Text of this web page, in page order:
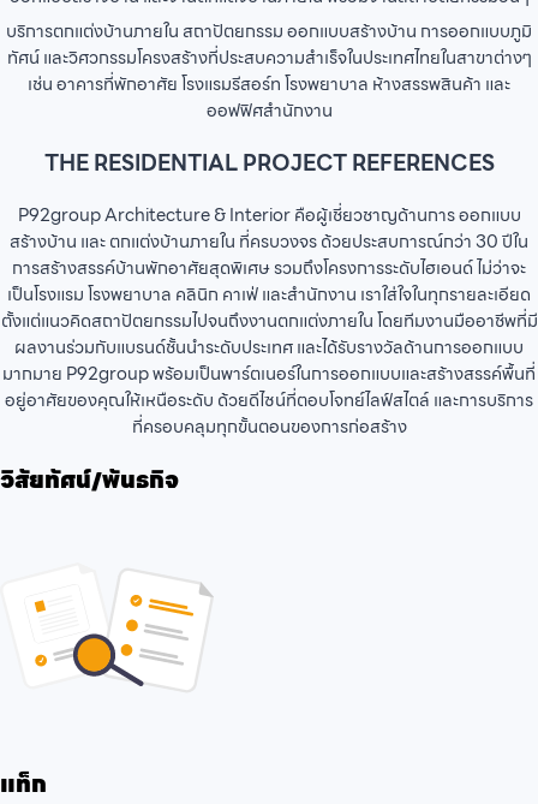
บริการตกแต่งบ้านภายใน สถาปัตยกรรม ออกแบบสร้างบ้าน การออกแบบภูมิ
ทัศน์ และวิศวกรรมโครงสร้างที่ประสบความสำเร็จในประเทศไทยในสาขาต่างๆ
เช่น อาคารที่พักอาศัย โรงแรมรีสอร์ท โรงพยาบาล ห้างสรรพสินค้า และ
ออฟฟิศสำนักงาน
THE RESIDENTIAL PROJECT REFERENCES
P92group Architecture & Interior คือผู้เชี่ยวชาญด้านการ ออกแบบ
สร้างบ้าน และ ตกแต่งบ้านภายใน ที่ครบวงจร ด้วยประสบการณ์กว่า 30 ปีใน
การสร้างสรรค์บ้านพักอาศัยสุดพิเศษ รวมถึงโครงการระดับไฮเอนด์ ไม่ว่าจะ
เป็นโรงแรม โรงพยาบาล คลินิก คาเฟ่ และสำนักงาน เราใส่ใจในทุกรายละเอียด
ตั้งแต่แนวคิดสถาปัตยกรรมไปจนถึงงานตกแต่งภายใน โดยทีมงานมืออาชีพที่มี
ผลงานร่วมกับแบรนด์ชั้นนำระดับประเทศ และได้รับรางวัลด้านการออกแบบ
มากมาย P92group พร้อมเป็นพาร์ตเนอร์ในการออกแบบและสร้างสรรค์พื้นที่
อยู่อาศัยของคุณให้เหนือระดับ ด้วยดีไซน์ที่ตอบโจทย์ไลฟ์สไตล์ และการบริการ
ที่ครอบคลุมทุกขั้นตอนของการก่อสร้าง
วิสัยทัศน์/พันธกิจ
แท็ก